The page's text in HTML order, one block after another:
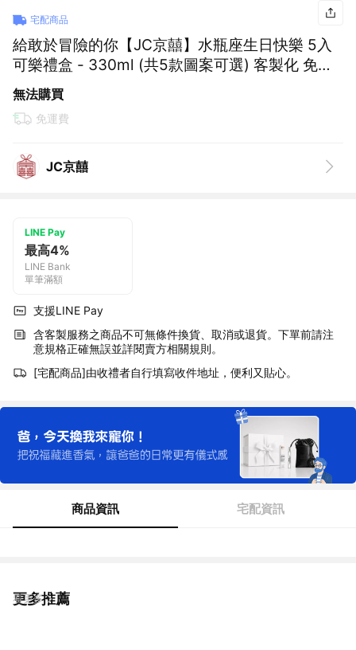
宅配商品
給敢於冒險的你【JC京囍】水瓶座生日快樂 5入
可樂禮盒 - 330ml (共5款圖案可選) 客製化 免費
刻字 女友 好友 獨一無二 生日禮物 慶生佈置 送禮
推薦 創意 浪漫儀式感
無法購買
免運費
JC京囍
LINE Pay
最高4%
LINE Bank
單筆滿額
支援LINE Pay
含客製服務之商品不可無條件換貨、取消或退貨。下單前請注
意規格正確無誤並詳閱賣方相關規則。
[宅配商品]由收禮者自行填寫收件地址，便利又貼心。
商品資訊 宅配資訊
更多推薦
看更多